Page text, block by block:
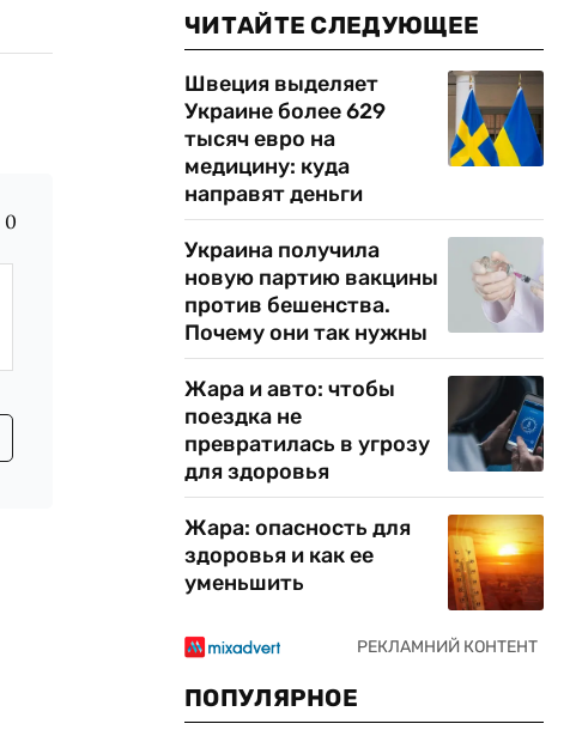
0
ЧИТАЙТЕ СЛЕДУЮЩЕЕ
Швеция выделяет
Украине более 629
тысяч евро на
медицину: куда
направят деньги
Украина получила
новую партию вакцины
против бешенства.
Почему они так нужны
Жара и авто: чтобы
поездка не
превратилась в угрозу
для здоровья
Жара: опасность для
здоровья и как ее
уменьшить
ПОПУЛЯРНОЕ